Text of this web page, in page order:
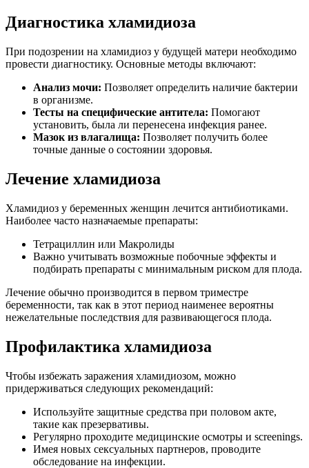
Диагностика хламидиоза
При подозрении на хламидиоз у будущей матери необходимо
провести диагностику. Основные методы включают:
Анализ мочи: Позволяет определить наличие бактерии
в организме.
Тесты на специфические антитела: Помогают
установить, была ли перенесена инфекция ранее.
Мазок из влагалища: Позволяет получить более
точные данные о состоянии здоровья.
Лечение хламидиоза
Хламидиоз у беременных женщин лечится антибиотиками.
Наиболее часто назначаемые препараты:
Тетрациллин или Макролиды
Важно учитывать возможные побочные эффекты и
подбирать препараты с минимальным риском для плода.
Лечение обычно производится в первом триместре
беременности, так как в этот период наименее вероятны
нежелательные последствия для развивающегося плода.
Профилактика хламидиоза
Чтобы избежать заражения хламидиозом, можно
придерживаться следующих рекомендаций:
Используйте защитные средства при половом акте,
такие как презервативы.
Регулярно проходите медицинские осмотры и screenings.
Имея новых сексуальных партнеров, проводите
обследование на инфекции.